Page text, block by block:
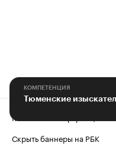
КОМПЕТЕНЦИЯ
Тюменские
Контактная информация
Скрыть баннеры на РБК